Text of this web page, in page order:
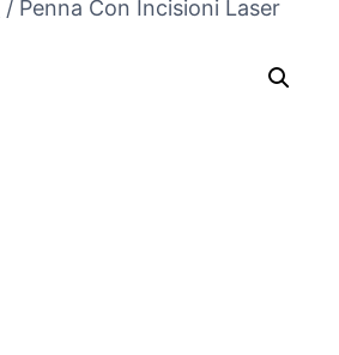
/ Penna Con Incisioni Laser